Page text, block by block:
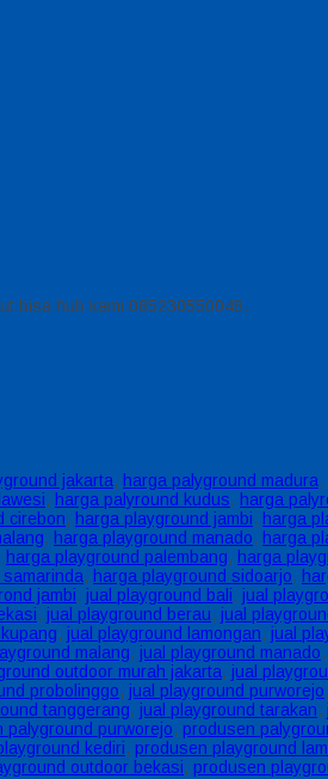
bisa hub kami 085230550048.
jakarta, harga palyground madura,
, harga palyround kudus, harga
cirebon, harga playground jambi, harga
, harga playground manado, harga
harga playground palembang, harga
, harga playground sidoarjo,
jambi, jual playground bali, jual
, jual playground berau, jual
, jual playground lamongan, jual
malang, jual playground manado,
outdoor murah jakarta, jual
probolinggo, jual playground purworejo,
tanggerang, jual playground tarakan,
palyground purworejo, produsen
kediri, produsen playground
outdoor bekasi, produsen